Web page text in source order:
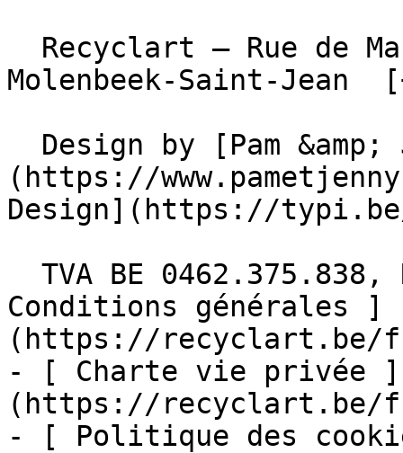
Molenbeek-Saint-
(https://
Design](https://
Conditions générales ]
(https://recyclart.be/
- [ Charte vie privée ]
(https://recyclart.be/
- [ Politique des